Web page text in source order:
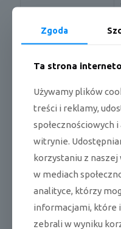
Prędkość wentylatora
akustycznego
Poziom mocy
akustycznej
Wymiary netto
Wymiary brutto
Zgoda
Ta strona
Używamy plików
treści i reklamy,
społecznościowych
witrynie.
korzystaniu z
w mediach
analityce, którzy
informacjami, które
zebrali w wyniku